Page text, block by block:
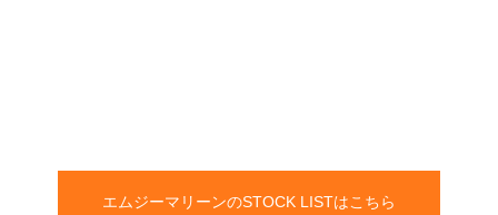
エムジーマリーンのSTOCK LISTはこちら